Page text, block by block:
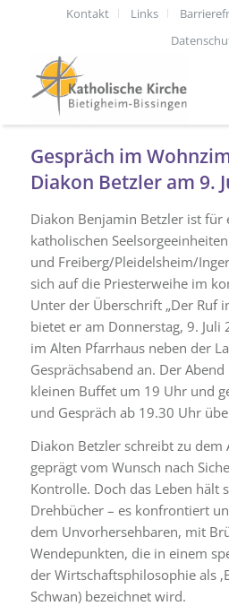
Kontakt Links
Gespräch im
Diakon Betzler am 9.
Diakon Benjamin Betzler ist für
katholischen
und Freiberg/Pleidelsheim/
sich auf die Priesterweihe im
Unter der Überschrift „Der Ruf
bietet er am Donnerstag, 9.
im Alten Pfarrhaus neben der
Gesprächsabend an. Der
kleinen Buffet um 19 Uhr und
und Gespräch ab 19.30 Uhr
Diakon Betzler schreibt zu dem
geprägt vom Wunsch nach
Kontrolle. Doch das Leben hält
Drehbücher – es konfrontiert
dem Unvorhersehbaren, mit
Wendepunkten, die in einem
der Wirtschaftsphilosophie als
Schwan) bezeichnet wird.